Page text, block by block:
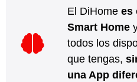
El DiHome es
Smart Home
todos los
que tengas,
una App